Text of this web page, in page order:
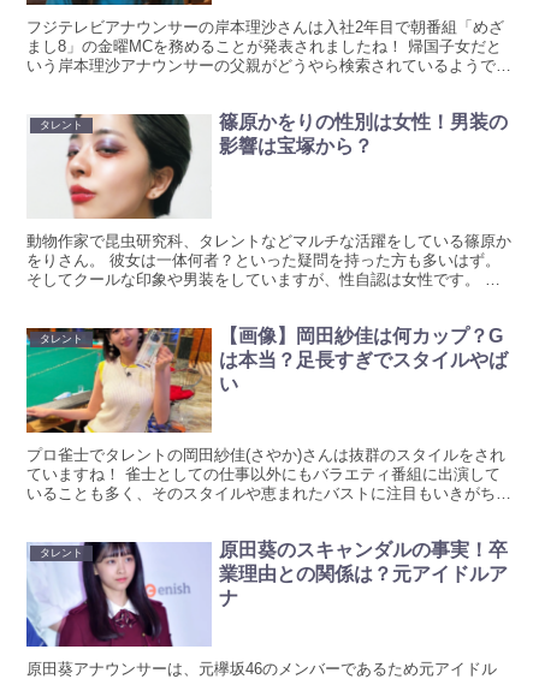
フジテレビアナウンサーの岸本理沙さんは入社2年目で朝番組「めざ
まし8」の金曜MCを務めることが発表されましたね！ 帰国子女だと
いう岸本理沙アナウンサーの父親がどうやら検索されているようです
タレント
篠原かをりの性別は女性！男装の
影響は宝塚から？
動物作家で昆虫研究科、タレントなどマルチな活躍をしている篠原か
をりさん。 彼女は一体何者？といった疑問を持った方も多いはず。
そしてクールな印象や男装をしていますが、性自認は女性です。 篠
タレント
【画像】岡田紗佳は何カップ？G
は本当？足長すぎでスタイルやば
い
プロ雀士でタレントの岡田紗佳(さやか)さんは抜群のスタイルをされ
ていますね！ 雀士としての仕事以外にもバラエティ番組に出演して
いることも多く、そのスタイルや恵まれたバストに注目もいきがちで
タレント
原田葵のスキャンダルの事実！卒
業理由との関係は？元アイドルア
ナ
原田葵アナウンサーは、元欅坂46のメンバーであるため元アイドル